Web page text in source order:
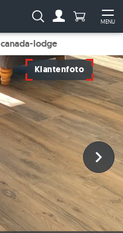
MENU
Zoeken: Aantal
canada-lodge
Klantenfoto